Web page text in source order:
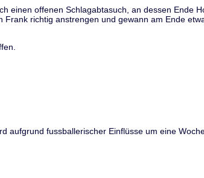
einen offenen Schlagabtasuch, an dessen Ende
Frank richtig anstrengen und gewann am Ende
aufgrund fussballerischer Einflüsse um eine